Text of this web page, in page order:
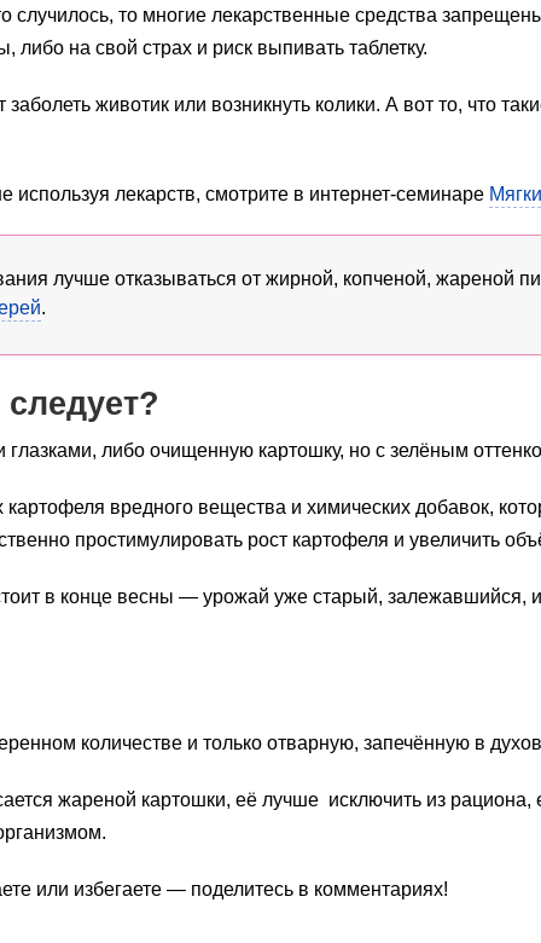
случилось, то многие лекарственные средства
на свой страх и риск выпивать таблетку.
животик или возникнуть колики. А вот то, что
лекарств, смотрите в интернет-семинаре
лучше отказываться от жирной, копченой, жареной
.
либо очищенную картошку, но с зелёным
вредного вещества и химических добавок,
простимулировать рост картофеля и увеличить
в конце весны — урожай уже старый, залежавшийся, и
количестве и только отварную, запечённую в
жареной картошки, её лучше исключить из рациона,
или избегаете — поделитесь в комментариях!